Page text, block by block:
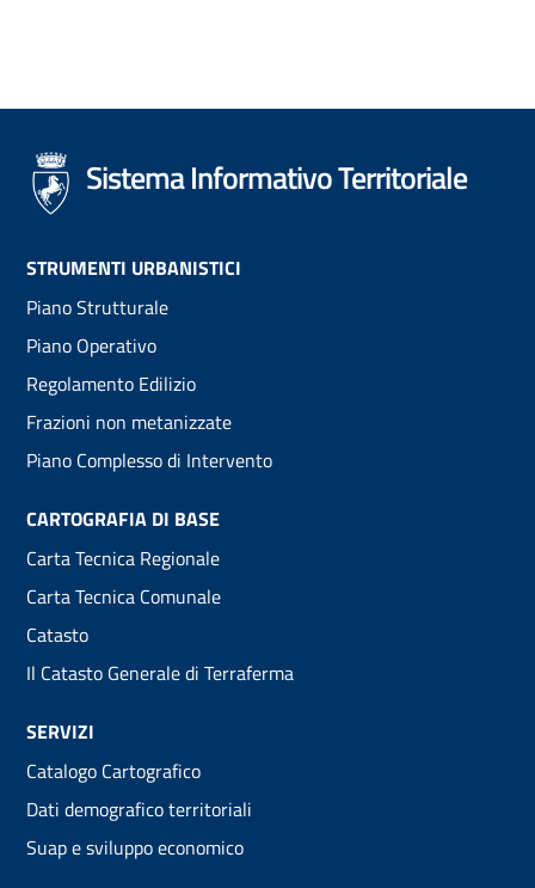
Sistema Informativo Territoriale
Footer
menu
STRUMENTI URBANISTICI
Piano Strutturale
Piano Operativo
Regolamento Edilizio
Frazioni non metanizzate
Piano Complesso di Intervento
CARTOGRAFIA DI BASE
Carta Tecnica Regionale
Carta Tecnica Comunale
Catasto
Il Catasto Generale di Terraferma
SERVIZI
Catalogo Cartografico
Dati demografico territoriali
Suap e sviluppo economico